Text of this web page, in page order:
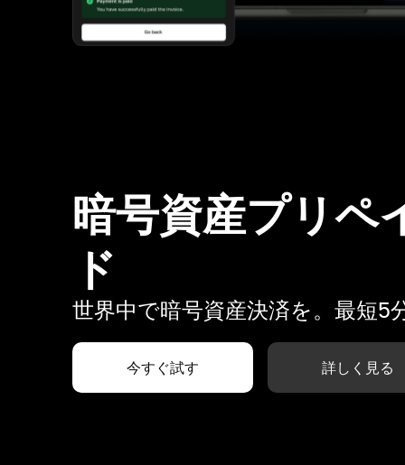
暗号資産プリペ
ド
世界中で暗号資産決済を。最短5
今すぐ試す 詳しく見る